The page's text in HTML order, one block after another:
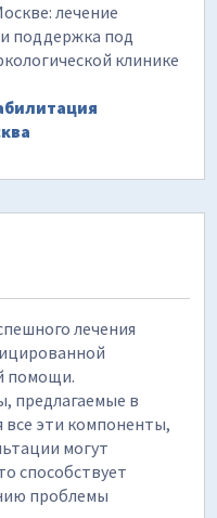
лечение
поддержка под
клинике
лечения
помощи.
предлагаемые в
все эти компоненты,
могут
способствует
проблемы